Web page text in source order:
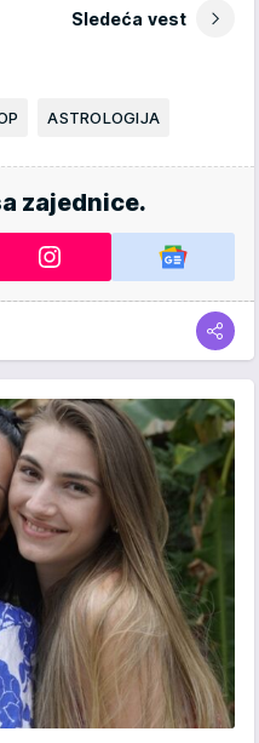
Sledeća vest
ASTROLOGIJA
zajednice.